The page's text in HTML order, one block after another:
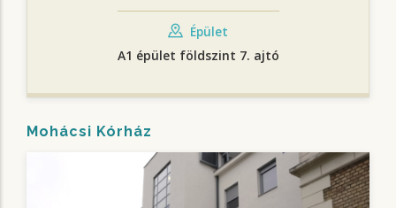
Épület
A1 épület földszint 7. ajtó
Mohácsi Kórház